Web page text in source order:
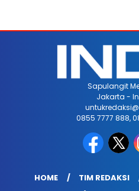
Sapulangit
Jakarta -
0855 7777 888,
HOME TIM REDAKSI